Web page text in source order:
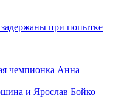
при попытке
чемпионка Анна
и Ярослав Бойко